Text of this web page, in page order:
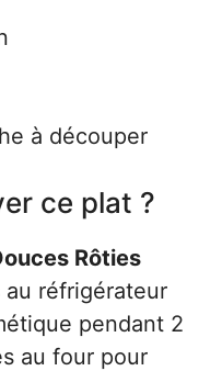
à découper
ce plat ?
Rôties
réfrigérateur
pendant 2
au four pour